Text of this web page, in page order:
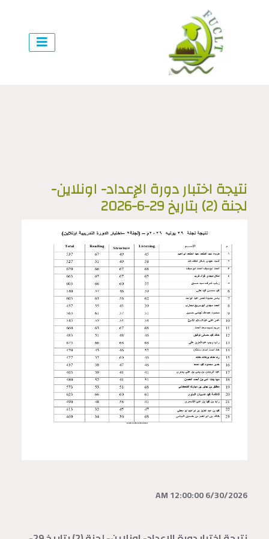
نتيجة اختبار دورة الإعداد- اونلاين-
لجنة (2) بتاريخ 29-6-2026
6/30/2026 12:00:00 AM